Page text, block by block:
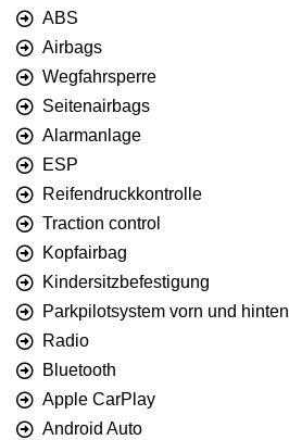
ABS
Airbags
Wegfahrsperre
Seitenairbags
Alarmanlage
ESP
Reifendruckkontrolle
Traction control
Kopfairbag
Kindersitzbefestigung
Parkpilotsystem vorn und hinten
Radio
Bluetooth
Apple CarPlay
Android Auto